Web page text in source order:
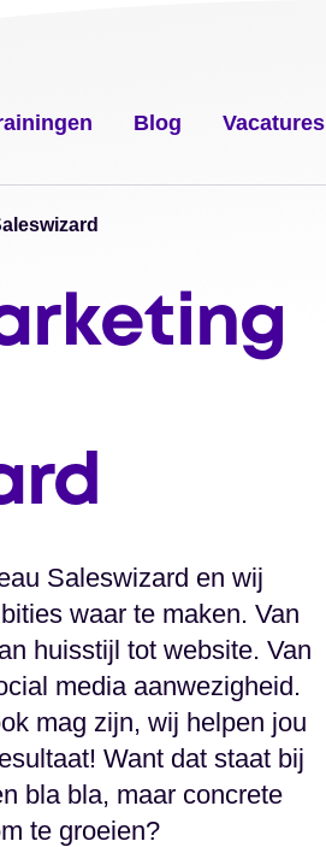
Blog Vacatures
Saleswizard en wij
waar te maken. Van
huisstijl tot website. Van
media aanwezigheid.
mag zijn, wij helpen jou
Want dat staat bij
bla bla, maar concrete
te groeien?